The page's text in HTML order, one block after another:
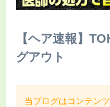
【ヘア速報】
グアウト
当ブログはコンテン